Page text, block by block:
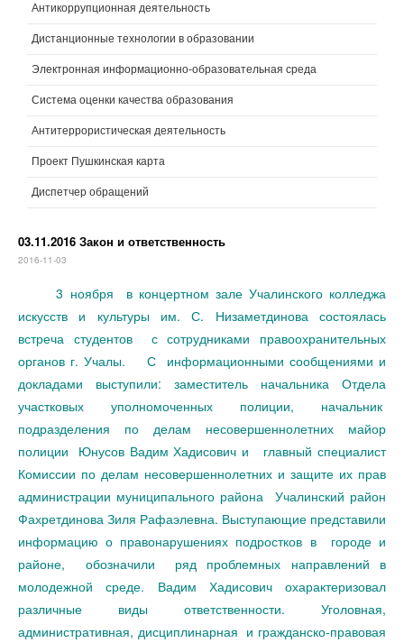
Антикоррупционная деятельность
Дистанционные технологии в образовании
Электронная информационно-образовательная среда
Система оценки качества образования
Антитеррористическая деятельность
Проект Пушкинская карта
Диспетчер обращений
03.11.2016 Закон и ответственность
2016-11-03
3 ноября в концертном зале Учалинского колледжа
искусств и культуры им. С. Низаметдинова состоялась
встреча студентов с сотрудниками правоохранительных
органов г. Учалы. С информационными сообщениями и
докладами выступили: заместитель начальника Отдела
участковых уполномоченных полиции, начальник
подразделения по делам несовершеннолетних майор
полиции Юнусов Вадим Хадисович и главный специалист
Комиссии по делам несовершеннолетних и защите их прав
администрации муниципального района Учалинский район
Фахретдинова Зиля Рафаэлевна. Выступающие представили
информацию о правонарушениях подростков в городе и
районе, обозначили ряд проблемных направлений в
молодежной среде. Вадим Хадисович охарактеризовал
различные виды ответственности. Уголовная,
административная, дисциплинарная и гражданско-правовая